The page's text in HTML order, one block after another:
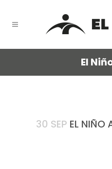
El
30 SEP EL NIÑO